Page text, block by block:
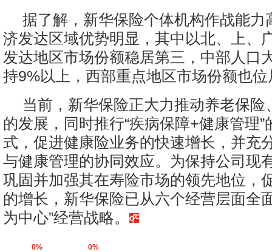
据了解，新华保险个体机构作战能力
济发达区域优势明显，其中以北、上、
发达地区市场份额稳居第三，中部人口
持9%以上，西部重点地区市场份额也
当前，新华保险正大力推动养老保险
的发展，同时推行“疾病保障+健康管理”
式，促进健康险业务的快速增长，并充
与健康管理的协同效应。为保持公司现
巩固并加强其在寿险市场的领先地位，
的增长，新华保险已从六个经营层面全
为中心”经营战略。
0% 0%